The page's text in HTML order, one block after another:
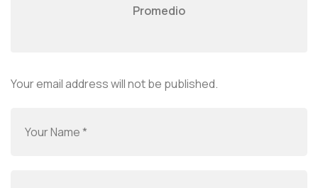
Promedio
Your email address will not be published.